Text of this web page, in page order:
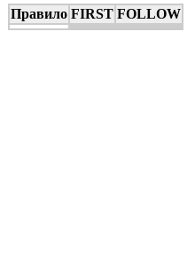
Правило FIRST FOLLOW